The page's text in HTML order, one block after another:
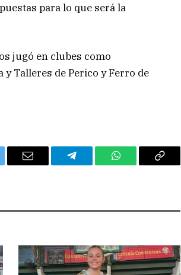
para lo que será la
jugó en clubes como
y Talleres de Perico y Ferro de
Email Telegram WhatsAppCopy